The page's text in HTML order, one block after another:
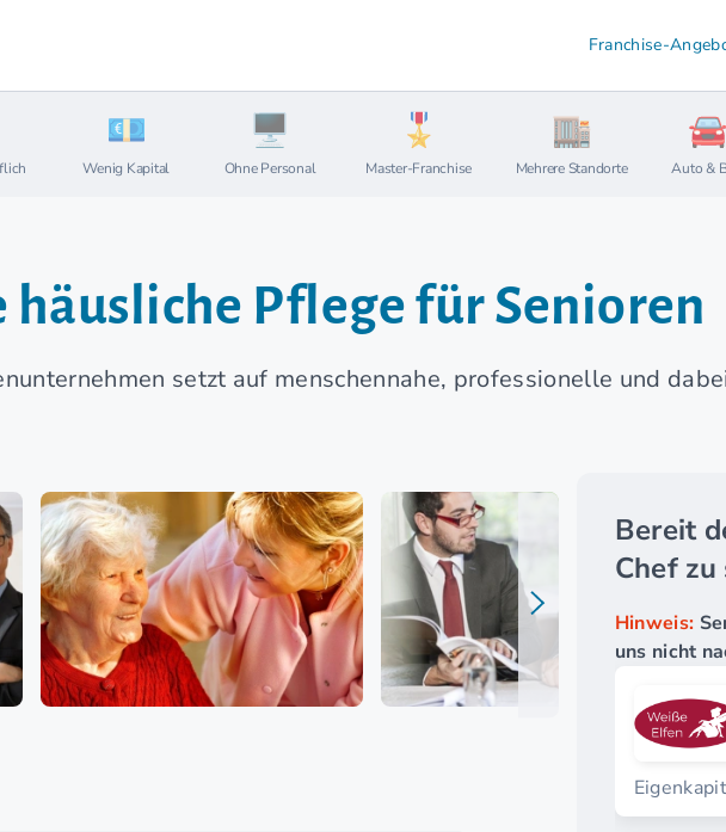
Franchise-
Wenig Kapital Ohne Personal Master-Franchise Mehrere Standorte Auto &
Pflege für Senioren
setzt auf menschennahe, professionelle und
Bereit
Chef zu
Hinweis:
uns nicht